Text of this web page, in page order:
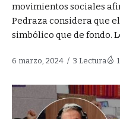
movimientos sociales
Pedraza considera que
simbólico que de fondo.
6 marzo, 2024 3 Lectura